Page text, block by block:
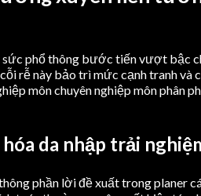
phổ thông bước tiến vượt
rễ này bảo trì mức cạnh tranh
môn chuyên nghiệp môn
da nhập trải
phần lời đề xuất trong planer